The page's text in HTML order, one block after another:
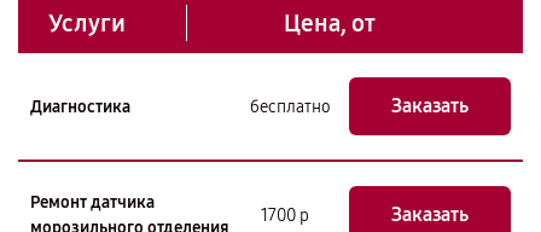
Услуги Цена, от
Диагностика бесплатно Заказать
Ремонт датчика
морозильного отделения
1700 р Заказать